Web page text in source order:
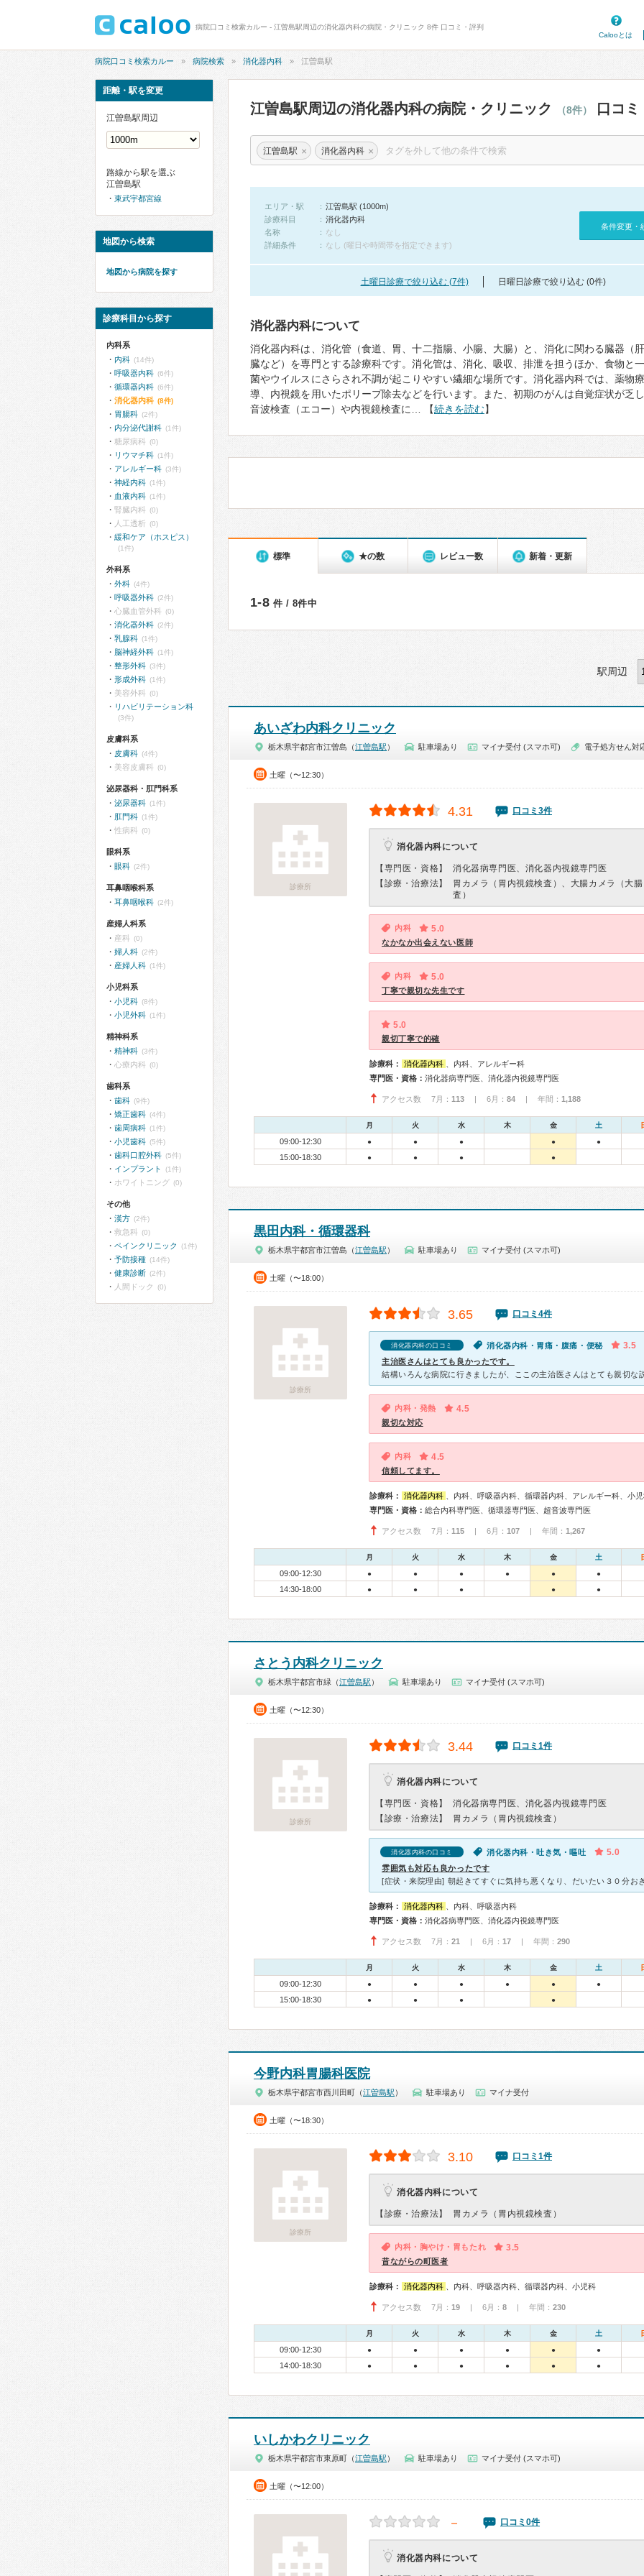
病院口コミ検索カルー - 江曽島駅周辺の消化器内科の病院・クリニック 8件 口コミ・評判
Calooとは
病院口コミ検索カルー 病院検索 消化器内科 江曽島駅
江曽島駅周辺の消化器内科の病院・クリニック （8件） 口コ
江曽島駅 × 消化器内科 ×
エリア・駅
江曽島駅 (1000m)
診療科目
消化器内科
名称
なし
詳細条件
なし (曜日や時間帯を指定できます)
条件変更・
土曜日診療で絞り込む (7件) 日曜日診療で絞り込む (0件)
消化器内科について
消化器内科は、消化管（食道、胃、十二指腸、小腸、大腸）と、消化に関わる臓器（
臓など）を専門とする診療科です。消化管は、消化、吸収、排泄を担うほか、食物と
菌やウイルスにさらされ不調が起こりやすい繊細な場所です。消化器内科では、薬物
導、内視鏡を用いたポリープ除去などを行います。また、初期のがんは自覚症状が乏
音波検査（エコー）や内視鏡検査に… 【続きを読む】
標準 ★の数 レビュー数 新着・更新
1-8 件 / 8件中
駅周辺
あいざわ内科クリニック
栃木県宇都宮市江曽島（江曽島駅 ） 駐車場あり マイナ受付 (スマホ可) 電子処方せん対
土曜（〜12:30）
診療所
4.31 口コミ3件
消化器内科について
【専門医・資格】
消化器病専門医、消化器内視鏡専門医
【診療・治療法】
胃カメラ（胃内視鏡検査）、大腸カメラ（大
査）
内科 5.0
なかなか出会えない医師
内科 5.0
丁寧で親切な先生です
5.0
親切丁寧で的確
診療科： 消化器内科
、内科、アレルギー科
専門医・資格： 消化器病専門医、消化器内視鏡専門医
アクセス数 7月： 113 | 6月： 84 | 年間： 1,188
月 火 水 木 金 土
09:00-12:30 ● ● ● ● ●
15:00-18:30 ● ● ● ●
黒田内科・循環器科
栃木県宇都宮市江曽島（江曽島駅 ） 駐車場あり マイナ受付 (スマホ可)
土曜（〜18:00）
診療所
3.65 口コミ4件
消化器内科の口コミ 消化器内科・胃痛・腹痛・便秘 3.5
主治医さんはとても良かったです。
内科・発熱 4.5
親切な対応
内科 4.5
信頼してます。
診療科： 消化器内科
、内科、呼吸器内科、循環器内科、アレルギー科、小
専門医・資格： 総合内科専門医、循環器専門医、超音波専門医
アクセス数 7月： 115 | 6月： 107 | 年間： 1,267
月 火 水 木 金 土
09:00-12:30 ● ● ● ● ● ●
14:30-18:00 ● ● ● ● ●
さとう内科クリニック
栃木県宇都宮市緑（江曽島駅 ） 駐車場あり マイナ受付 (スマホ可)
土曜（〜12:30）
診療所
3.44 口コミ1件
消化器内科について
【専門医・資格】
消化器病専門医、消化器内視鏡専門医
【診療・治療法】
胃カメラ（胃内視鏡検査）
消化器内科の口コミ 消化器内科・吐き気・嘔吐 5.0
雰囲気も対応も良かったです
診療科： 消化器内科
、内科、呼吸器内科
専門医・資格： 消化器病専門医、消化器内視鏡専門医
アクセス数 7月： 21 | 6月： 17 | 年間： 290
月 火 水 木 金 土
09:00-12:30 ● ● ● ● ● ●
15:00-18:30 ● ● ● ●
今野内科胃腸科医院
栃木県宇都宮市西川田町（江曽島駅 ） 駐車場あり マイナ受付
土曜（〜18:30）
診療所
3.10 口コミ1件
消化器内科について
【診療・治療法】 胃カメラ（胃内視鏡検査）
内科・胸やけ・胃もたれ 3.5
昔ながらの町医者
診療科： 消化器内科 、内科、呼吸器内科、循環器内科、小児科
アクセス数 7月： 19 | 6月： 8 | 年間： 230
月 火 水 木 金 土
09:00-12:30 ● ● ● ● ● ●
14:00-18:30 ● ● ● ● ● ●
いしかわクリニック
栃木県宇都宮市東原町（江曽島駅 ） 駐車場あり マイナ受付 (スマホ可)
土曜（〜12:00）
－ 口コミ0件
消化器内科について
距離・駅を変更
江曽島駅周辺
路線から駅を選ぶ
江曽島駅
東武宇都宮線
地図から検索
地図から病院を探す
診療科目から探す
内科系
内科 (14件)
呼吸器内科 (6件)
循環器内科 (6件)
消化器内科 (8件)
胃腸科 (2件)
内分泌代謝科 (1件)
糖尿病科 (0)
リウマチ科 (1件)
アレルギー科 (3件)
神経内科 (1件)
血液内科 (1件)
腎臓内科 (0)
人工透析 (0)
緩和ケア（ホスピス）
(1件)
外科系
外科 (4件)
呼吸器外科 (2件)
心臓血管外科 (0)
消化器外科 (2件)
乳腺科 (1件)
脳神経外科 (1件)
整形外科 (3件)
形成外科 (1件)
美容外科 (0)
リハビリテーション科
(3件)
皮膚科系
皮膚科 (4件)
美容皮膚科 (0)
泌尿器科・肛門科系
泌尿器科 (1件)
肛門科 (1件)
性病科 (0)
眼科系
眼科 (2件)
耳鼻咽喉科系
耳鼻咽喉科 (2件)
産婦人科系
産科 (0)
婦人科 (2件)
産婦人科 (1件)
小児科系
小児科 (8件)
小児外科 (1件)
精神科系
精神科 (3件)
心療内科 (0)
歯科系
歯科 (9件)
矯正歯科 (4件)
歯周病科 (1件)
小児歯科 (5件)
歯科口腔外科 (5件)
インプラント (1件)
ホワイトニング (0)
その他
漢方 (2件)
救急科 (0)
ペインクリニック (1件)
予防接種 (14件)
健康診断 (2件)
人間ドック (0)